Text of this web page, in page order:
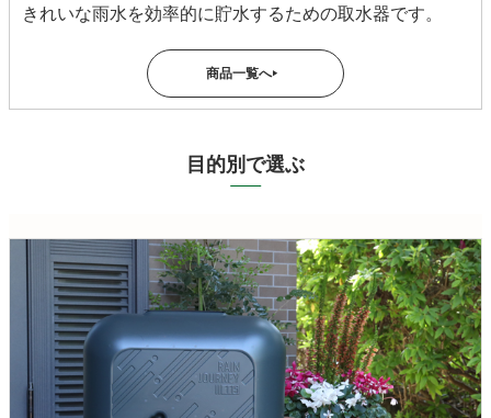
きれいな雨水を効率的に貯水するための取水器です。
商品一覧へ ▶
目的別で選ぶ